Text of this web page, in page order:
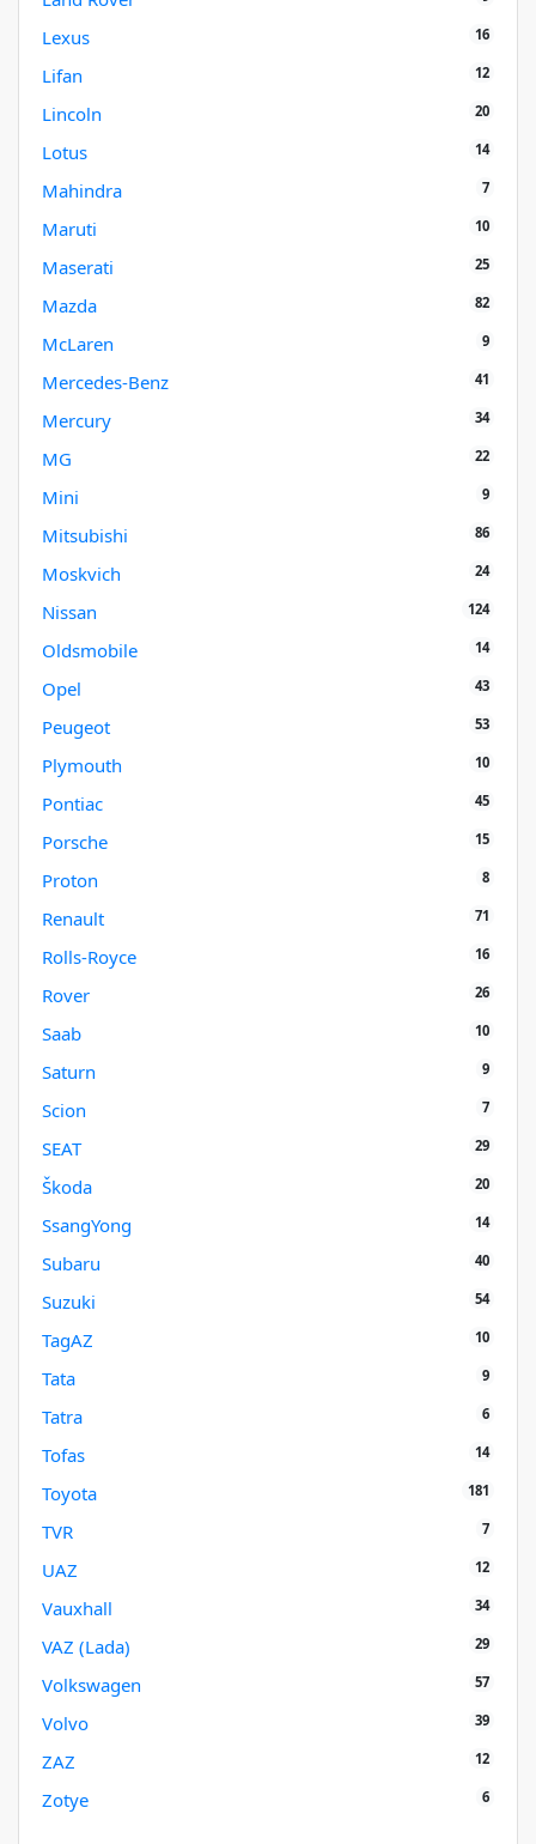
Lexus 16
Lifan 12
Lincoln 20
Lotus 14
Mahindra 7
Maruti 10
Maserati 25
Mazda 82
McLaren 9
Mercedes-Benz 41
Mercury 34
MG 22
Mini 9
Mitsubishi 86
Moskvich 24
Nissan 124
Oldsmobile 14
Opel 43
Peugeot 53
Plymouth 10
Pontiac 45
Porsche 15
Proton 8
Renault 71
Rolls-Royce 16
Rover 26
Saab 10
Saturn 9
Scion 7
SEAT 29
Škoda 20
SsangYong 14
Subaru 40
Suzuki 54
TagAZ 10
Tata 9
Tatra 6
Tofas 14
Toyota 181
TVR 7
UAZ 12
Vauxhall 34
VAZ (Lada) 29
Volkswagen 57
Volvo 39
ZAZ 12
Zotye 6